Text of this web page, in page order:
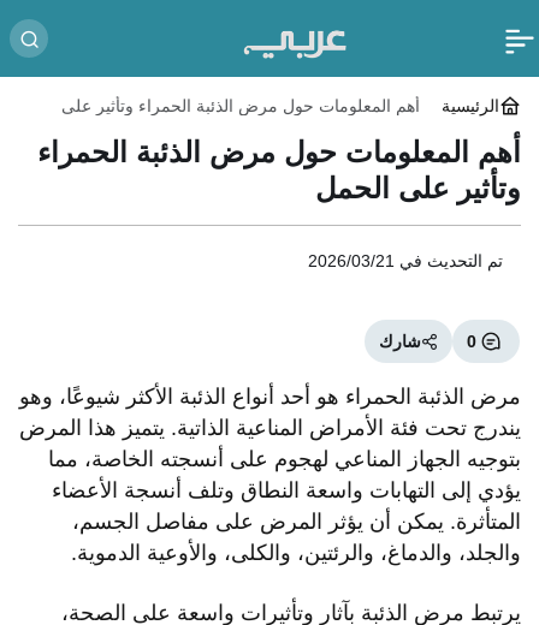
الرئيسية
أهم المعلومات حول مرض الذئبة الحمراء وتأثير على
أهم المعلومات حول مرض الذئبة الحمراء
وتأثير على الحمل
تم التحديث في 2026/03/21
0 شارك
مرض الذئبة الحمراء هو أحد أنواع الذئبة الأكثر شيوعًا، وهو
يندرج تحت فئة الأمراض المناعية الذاتية. يتميز هذا المرض
بتوجيه الجهاز المناعي لهجوم على أنسجته الخاصة، مما
يؤدي إلى التهابات واسعة النطاق وتلف أنسجة الأعضاء
المتأثرة. يمكن أن يؤثر المرض على مفاصل الجسم،
والجلد، والدماغ، والرئتين، والكلى، والأوعية الدموية.
يرتبط مرض الذئبة بآثار وتأثيرات واسعة على الصحة،